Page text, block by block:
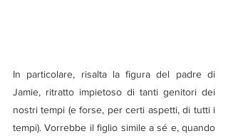
In particolare, risalta la figura del padre di
Jamie, ritratto impietoso di tanti genitori dei
nostri tempi (e forse, per certi aspetti, di tutti i
tempi). Vorrebbe il figlio simile a sé e, quando